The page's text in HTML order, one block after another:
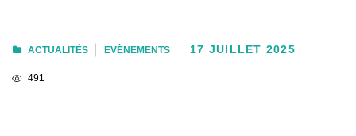
ACTUALITÉS EVÈNEMENTS 17 JUILLET 2025
491